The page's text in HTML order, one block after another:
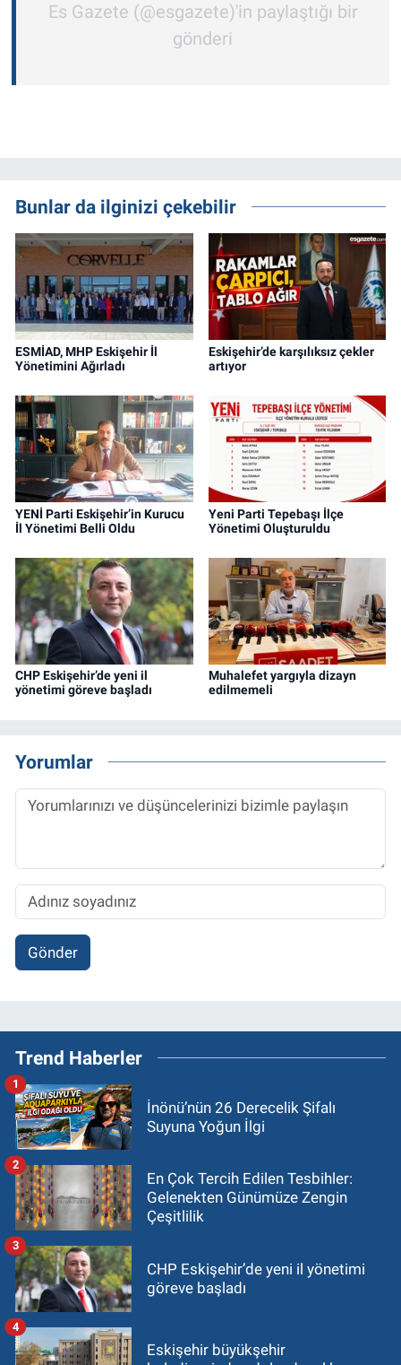
Es Gazete (@esgazete)'in paylaştığı bir
gönderi
Bunlar da ilginizi çekebilir
ESMİAD, MHP Eskişehir İl
Yönetimini Ağırladı
Eskişehir’de karşılıksız çekler
artıyor
YENİ Parti Eskişehir’in Kurucu
İl Yönetimi Belli Oldu
Yeni Parti Tepebaşı İlçe
Yönetimi Oluşturuldu
CHP Eskişehir’de yeni il
yönetimi göreve başladı
Muhalefet yargıyla dizayn
edilmemeli
Yorumlar
Gönder
Trend Haberler
İnönü’nün 26 Derecelik Şifalı
Suyuna Yoğun İlgi
1
En Çok Tercih Edilen Tesbihler:
Gelenekten Günümüze Zengin
Çeşitlilik
2
CHP Eskişehir’de yeni il yönetimi
göreve başladı
3
Eskişehir büyükşehir
4